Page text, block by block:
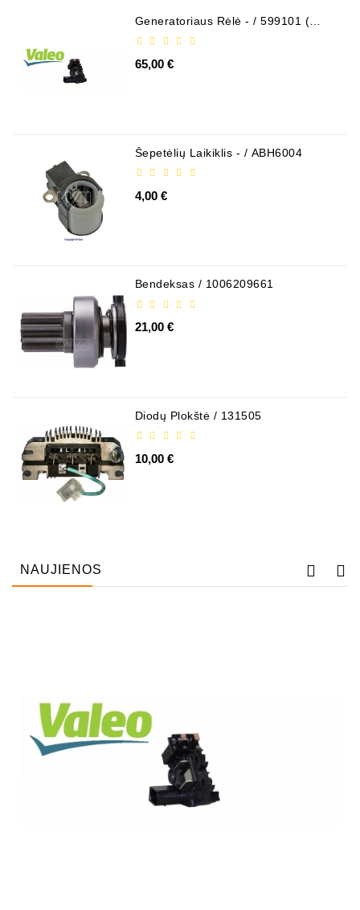
Generatoriaus Rėlė - / 599101 (
65,00 €
Šepetėlių Laikiklis - / ABH6004
4,00 €
Bendeksas / 1006209661
21,00 €
Diodų Plokštė / 131505
10,00 €
NAUJIENOS